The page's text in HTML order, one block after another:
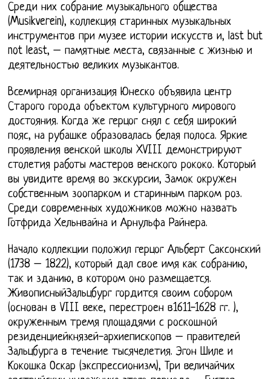
Среди них собрание музыкального общества
(Musikverein), коллекция старинных музыкальных
инструментов при музее истории искусств и, last but
not least, – памятные места, связанные с жизнью и
деятельностью великих музыкантов.
Всемирная организация Юнеско объявила центр
Старого города объектом культурного мирового
достояния. Когда же герцог снял с себя широкий
пояс, на рубашке образовалась белая полоса. Яркие
проявления венской школы XVIII демонстрируют
столетия работы мастеров венского рококо. Который
вы увидите время во экскурсии, Замок окружен
собственным зоопарком и старинным парком роз.
Среди современных художников можно назвать
Готфрида Хельнвайна и Арнульфа Райнера.
Начало коллекции положил герцог Альберт Саксонский
(1738 – 1822), который дал свое имя как собранию,
так и зданию, в котором оно размещается.
ЖивописныйЗальцбург гордится своим собором
(основан в VIII веке, перестроен в1611-1628 гг. ),
окруженным тремя площадями с роскошной
резиденциейкнязей-архиепископов – правителей
Зальцбурга в течение тысячелетия. Эгон Шиле и
Кокошка Оскар (экспрессионизм), Три величайчих